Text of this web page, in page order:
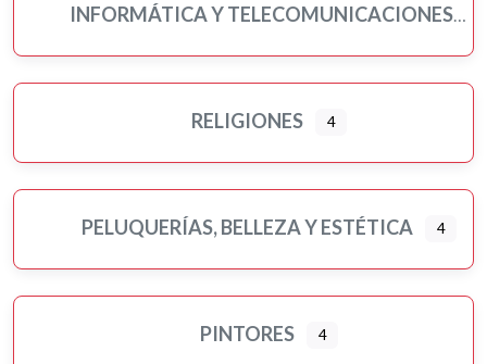
INFORMÁTICA Y TELECOMUNICACIONES
RELIGIONES 4
PELUQUERÍAS, BELLEZA Y ESTÉTICA 4
PINTORES 4